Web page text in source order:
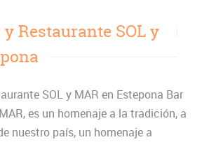
Restaurante SOL y
SOL y MAR en Estepona Bar
es un homenaje a la tradición, a
nuestro país, un homenaje a